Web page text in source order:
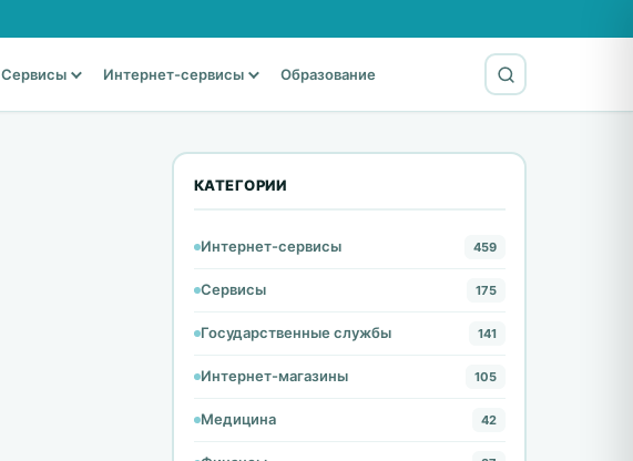
Сервисы Интернет-сервисы Образование
КАТЕГОРИИ
Интернет-сервисы 459
Сервисы 175
Государственные службы 141
Интернет-магазины 105
Медицина 42